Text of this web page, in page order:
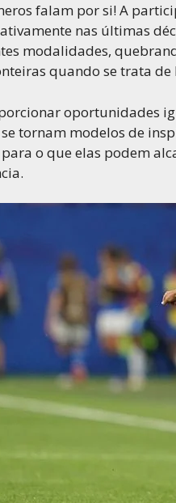
falam por si! A
nas últimas
modalidades,
quando se trata
oportunidades
tornam modelos de
o que elas podem